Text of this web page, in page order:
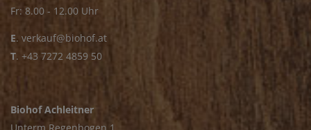
Fr: 8.00 - 12.00 Uhr
E. verkauf@biohof.at
T. +43 7272 4859 50
Biohof Achleitner
Unterm Regenbogen 1